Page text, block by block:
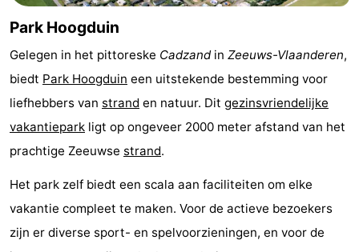
Musea
Molens
-
-
Rondvaarten
-
Speeltuinen
Park Hoogduin
Gelegen in het pittoreske Cadzandin Zeeuws-Vlaanderen,
biedt Park Hoogduin een uitstekende bestemming voor
liefhebbers van strand en natuur. Dit gezinsvriendelijke
vakantiepark ligt op ongeveer 2000 meter afstand van het
prachtige Zeeuwse strand.
Het park zelf biedt een scala aan faciliteiten om elke
vakantie compleet te maken. Voor de actieve bezoekers
zijn er diverse sport- en spelvoorzieningen, en voor de